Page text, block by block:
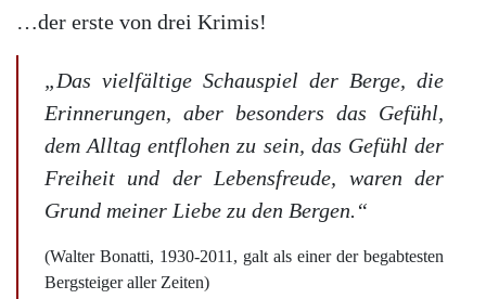
…der erste von drei Krimis!
„Das vielfältige Schauspiel der Berge, die
Erinnerungen, aber besonders das Gefühl,
dem Alltag entflohen zu sein, das Gefühl der
Freiheit und der Lebensfreude, waren der
Grund meiner Liebe zu den Bergen.“
(Walter Bonatti, 1930-2011, galt als einer der begabtesten
Bergsteiger aller Zeiten)